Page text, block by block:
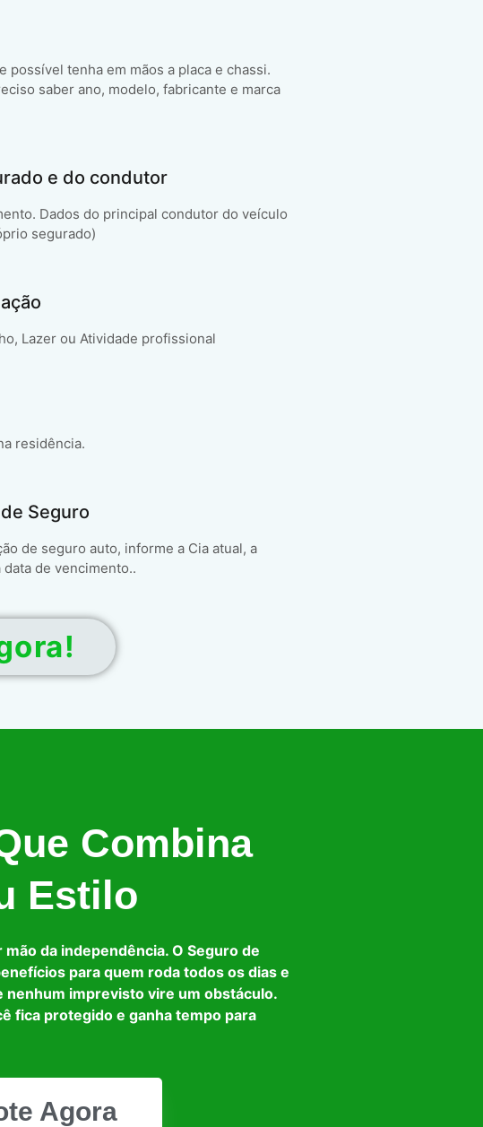
possível tenha em mãos a placa e chassi.
saber ano, modelo, fabricante e marca
e do condutor
Dados do principal condutor do veículo
segurado)
Lazer ou Atividade profissional
residência.
Seguro
de seguro auto, informe a Cia atual, a
de vencimento..
Combina
Estilo
da independência. O Seguro de
para quem roda todos os dias e
nenhum imprevisto vire um obstáculo.
fica protegido e ganha tempo para
Agora